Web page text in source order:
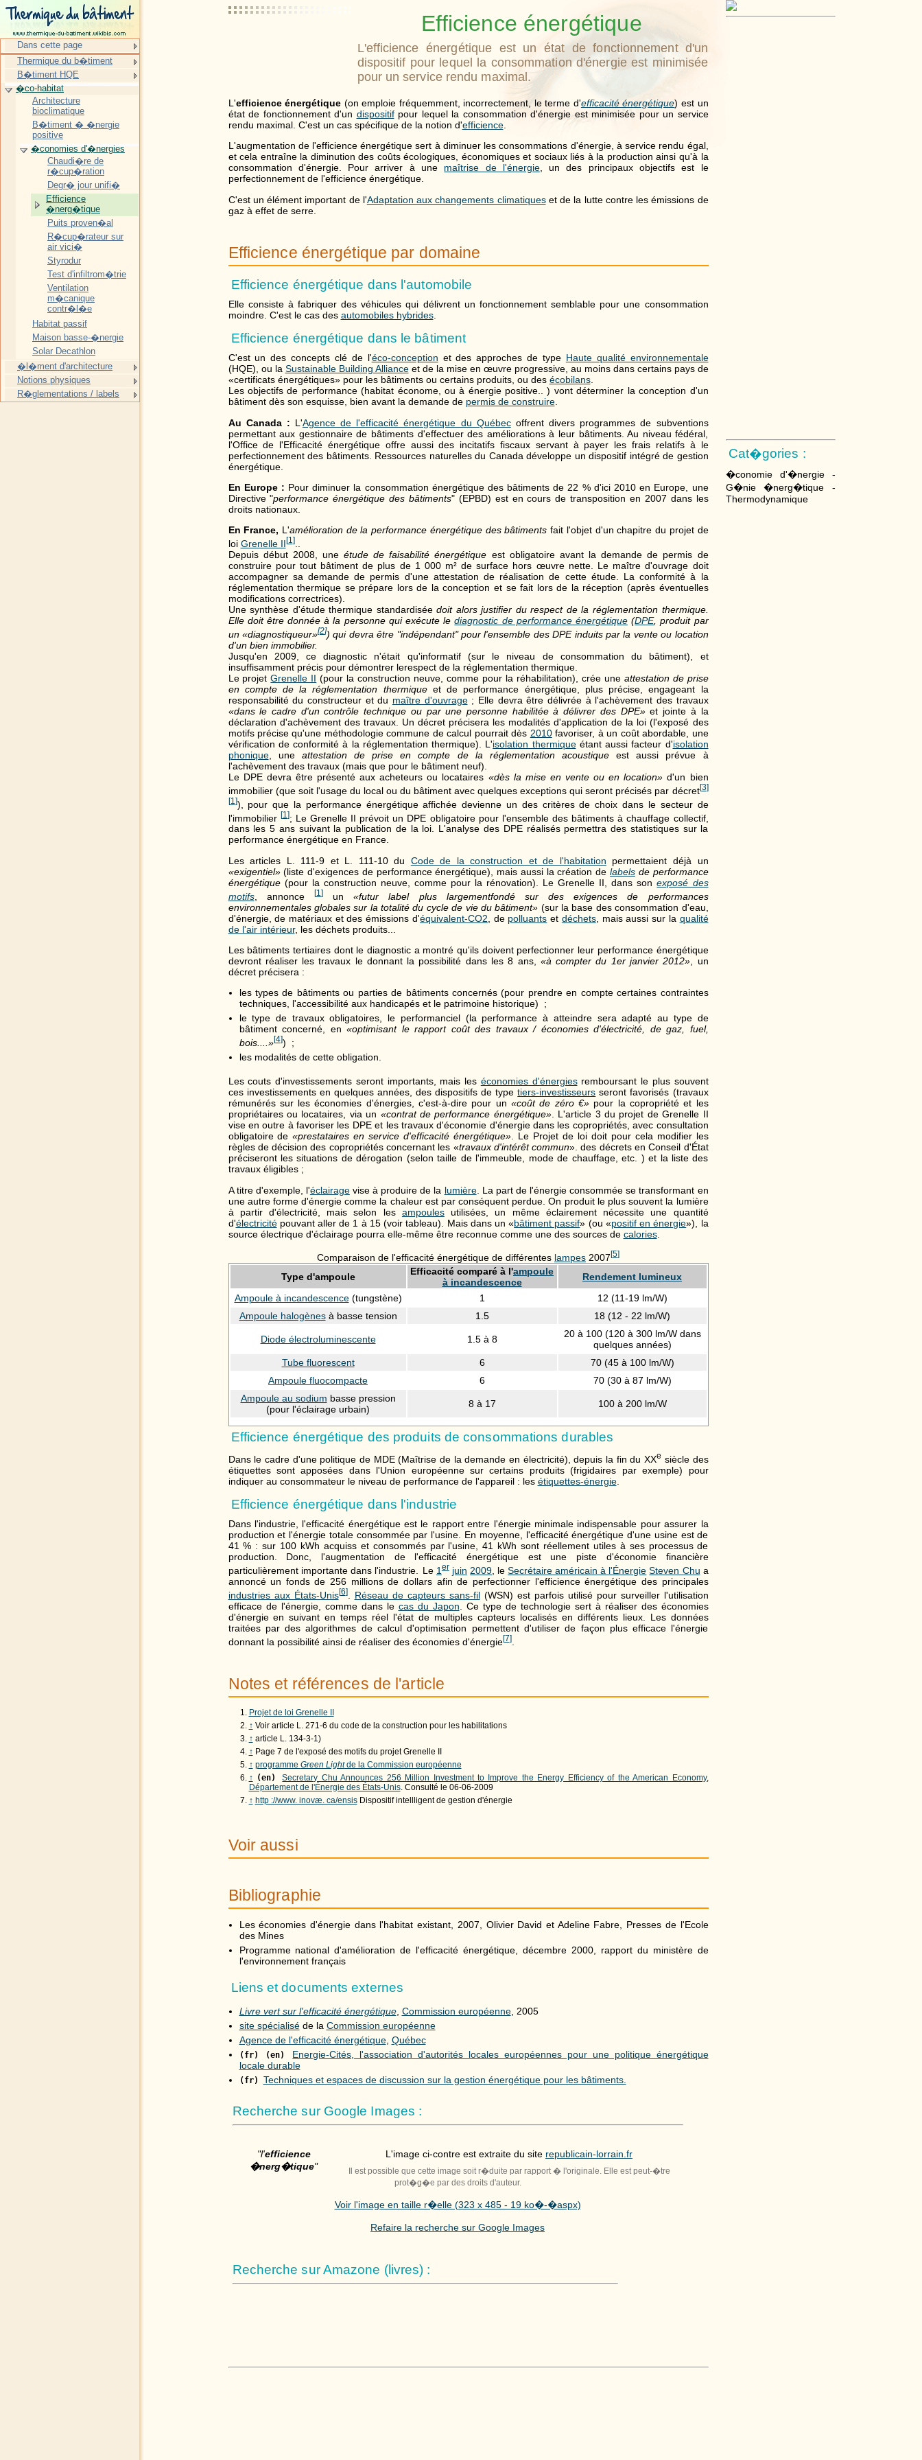
Efficience énergétique
L'efficience énergétique est un état de fonctionnement d'un
dispositif pour lequel la consommation d'énergie est minimisée
pour un service rendu maximal.
Cat�gories :
�conomie d'�nergie -
G�nie �nerg�tique -
Thermodynamique
L'efficience énergétique (on emploie fréquemment, incorrectement, le terme d'efficacité énergétique) est un
état de fonctionnement d'un dispositifpour lequel la consommation d'énergie est minimisée pour un service
rendu maximal. C'est un cas spécifique de la notion d'efficience.
L'augmentation de l'efficience énergétique sert à diminuer les consommations d'énergie, à service rendu égal,
et cela entraîne la diminution des coûts écologiques, économiques et sociaux liés à la production ainsi qu'à la
consommation d'énergie. Pour arriver à une maîtrise de l'énergie, un des principaux objectifs est le
perfectionnement de l'efficience énergétique.
C'est un élément important de l'Adaptation aux changements climatiqueset de la lutte contre les émissions de
gaz à effet de serre.
Efficience énergétique par domaine
Efficience énergétique dans l'automobile
Elle consiste à fabriquer des véhicules qui délivrent un fonctionnement semblable pour une consommation
moindre. C'est le cas des automobiles hybrides.
Efficience énergétique dans le bâtiment
C'est un des concepts clé de l'éco-conception et des approches de type Haute qualité environnementale
(HQE), ou la Sustainable Building Allianceet de la mise en œuvre progressive, au moins dans certains pays de
«certificats énergétiques» pour les bâtiments ou certains produits, ou des écobilans.
Les objectifs de performance (habitat économe, ou à énergie positive.. ) vont déterminer la conception d'un
bâtiment dès son esquisse, bien avant la demande de permis de construire.
Au Canada : L'Agence de l'efficacité énergétique du Québecoffrent divers programmes de subventions
permettant aux gestionnaire de bâtiments d'effectuer des améliorations à leur bâtiments. Au niveau fédéral,
l'Office de l'Efficacité énergétique offre aussi des incitatifs fiscaux servant à payer les frais relatifs à le
perfectionnement des bâtiments. Ressources naturelles du Canada développe un dispositif intégré de gestion
énergétique.
En Europe : Pour diminuer la consommation énergétique des bâtiments de 22 % d'ici 2010 en Europe, une
Directive "performance énergétique des bâtiments" (EPBD) est en cours de transposition en 2007 dans les
droits nationaux.
En France, L'amélioration de la performance énergétique des bâtiments fait l'objet d'un chapitre du projet de
loi Grenelle II[1]..
Depuis début 2008, uneétude de faisabilité énergétique est obligatoire avant la demande de permis de
construire pour tout bâtiment de plus de 1 000 m² de surface hors œuvre nette. Le maître d'ouvrage doit
accompagner sa demande de permis d'une attestation de réalisation de cette étude. La conformité à la
réglementation thermique se prépare lors de la conception et se fait lors de la réception (après éventuelles
modifications correctrices).
Une synthèse d'étude thermique standardiséedoit alors justifier du respect de la réglementation thermique.
Elle doit être donnée à la personne qui exécute lediagnostic de performance énergétique(DPE, produit par
un «diagnostiqueur»[2]) qui devra être "indépendant" pour l'ensemble des DPE induits par la vente ou location
d'un bien immobilier.
Jusqu'en 2009, ce diagnostic n'était qu'informatif (sur le niveau de consommation du bâtiment), et
insuffisamment précis pour démontrer lerespect de la réglementation thermique.
Le projetGrenelle II (pour la construction neuve, comme pour la réhabilitation), crée une attestation de prise
en compte de la réglementation thermiqueet de performance énergétique, plus précise, engageant la
responsabilité du constructeur et du maître d'ouvrage; Elle devra être délivrée à l'achèvement des travaux
«dans le cadre d'un contrôle technique ou par une personne habilitée à délivrer des DPE»et jointe à la
déclaration d'achèvement des travaux. Un décret précisera les modalités d'application de la loi (l'exposé des
motifs précise qu'une méthodologie commune de calcul pourrait dès 2010favoriser, à un coût abordable, une
vérification de conformité à la réglementation thermique). L'isolation thermiqueétant aussi facteur d'isolation
phonique, une attestation de prise en compte de la réglementation acoustiqueest aussi prévue à
l'achèvement des travaux (mais que pour le bâtiment neuf).
Le DPE devra être présenté aux acheteurs ou locataires «dès la mise en vente ou en location» d'un bien
immobilier (que soit l'usage du local ou du bâtiment avec quelques exceptions qui seront précisés par décret[3]
[1 ]), pour que la performance énergétique affichée devienne un des critères de choix dans le secteur de
l'immobilier [1 ]; Le Grenelle II prévoit un DPE obligatoire pour l'ensemble des bâtiments à chauffage collectif,
dans les 5 ans suivant la publication de la loi. L'analyse des DPE réalisés permettra des statistiques sur la
performance énergétique en France.
Les articles L. 111-9 et L. 111-10 du Code de la construction et de l'habitation permettaient déjà un
«exigentiel»(liste d'exigences de performance énergétique), mais aussi la création de labelsde performance
énergétique(pour la construction neuve, comme pour la rénovation). Le Grenelle II, dans sonexposé des
motifs, annonce [1 ]un«futur label plus largementfondé sur des exigences de performances
environnementales globales sur la totalité du cycle de vie du bâtiment» (sur la base des consommation d'eau,
d'énergie, de matériaux et des émissions d'équivalent-CO2 , de polluants et déchets, mais aussi sur la qualité
de l'air intérieur, les déchets produits...
Les bâtiments tertiaires dont le diagnostic a montré qu'ils doivent perfectionner leur performance énergétique
devront réaliser les travaux le donnant la possibilité dans les 8 ans, «à compter du 1er janvier 2012» , un
décret précisera :
les types de bâtiments ou parties de bâtiments concernés (pour prendre en compte certaines contraintes
techniques, l'accessibilité aux handicapés et le patrimoine historique) ;
le type de travaux obligatoires, le performanciel (la performance à atteindre sera adapté au type de
bâtiment concerné, en «optimisant le rapport coût des travaux / économies d'électricité, de gaz, fuel,
bois....»[4]) ;
les modalités de cette obligation.
Les couts d'investissements seront importants, mais les économies d'énergiesremboursant le plus souvent
ces investissements en quelques années, des dispositifs de typetiers-investisseurs seront favorisés (travaux
rémunérés sur les économies d'énergies, c'est-à-dire pour un «coût de zéro €»pour la copropriété et les
propriétaires ou locataires, via un «contrat de performance énergétique». L'article 3 du projet de Grenelle II
vise en outre à favoriser les DPE et les travaux d'économie d'énergie dans les copropriétés, avec consultation
obligatoire de«prestataires en service d'efficacité énergétique». Le Projet de loi doit pour cela modifier les
règles de décision des copropriétés concernant les «travaux d'intérêt commun». des décrets en Conseil d'État
préciseront les situations de dérogation (selon taille de l'immeuble, mode de chauffage, etc. ) et la liste des
travaux éligibles ;
A titre d'exemple, l'éclairagevise à produire de la lumière. La part de l'énergie consommée se transformant en
une autre forme d'énergie comme la chaleur est par conséquent perdue. On produit le plus souvent la lumière
à partir d'électricité, mais selon les ampoulesutilisées, un même éclairement nécessite une quantité
d'électricitépouvant aller de 1 à 15 (voir tableau). Mais dans un «bâtiment passif» (ou «positif en énergie»), la
source électrique d'éclairage pourra elle-même être reconnue comme une des sources de calories.
Comparaison de l'efficacité énergétique de différentes lampes 2007[5]
Type d'ampoule Efficacité comparé à l'ampoule
à incandescence
Rendement lumineux
Ampoule à incandescence(tungstène) 1
12 (11-19 lm/W)
Ampoule halogènesà basse tension 1.5 18 (12 - 22 lm/W)
Diode électroluminescente 1.5 à 8
20 à 100 (120 à 300 lm/W dans
quelques années)
Tube fluorescent
6
70 (45 à 100 lm/W)
Ampoule fluocompacte
6
70 (30 à 87 lm/W)
Ampoule au sodium basse pression
(pour l'éclairage urbain)
8 à 17 100 à 200 lm/W
Efficience énergétique des produits de consommations durables
Dans le cadre d'une politique de MDE (Maîtrise de la demande en électricité), depuis la fin duXXe siècle des
étiquettes sont apposées dans l'Union européenne sur certains produits (frigidaires par exemple) pour
indiquer au consommateur le niveau de performance de l'appareil : les étiquettes-énergie.
Efficience énergétique dans l'industrie
Dans l'industrie, l'efficacité énergétique est le rapport entre l'énergie minimale indispensable pour assurer la
production et l'énergie totale consommée par l'usine. En moyenne, l'efficacité énergétique d'une usine est de
41 % : sur 100 kWh acquiss et consommés par l'usine, 41 kWh sont réellement utiles à ses processus de
production. Donc, l'augmentation de l'efficacité énergétique est une piste d'économie financière
particulièrement importante dans l'industrie.
Le 1er juin 2009 , leSecrétaire américain à l'Énergie Steven Chu a
annoncé un fonds de 256 millions de dollars afin de perfectionner l'efficience énergétique des principales
industries aux États-Unis[6]. Réseau de capteurs sans-fil(WSN) est parfois utilisé pour surveiller l'utilisation
efficace de l'énergie, comme dans le cas du Japon . Ce type de technologie sert à réaliser des économies
d'énergie en suivant en temps réel l'état de multiples capteurs localisés en différents lieux. Les données
traitées par des algorithmes de calcul d'optimisation permettent d'utiliser de façon plus efficace l'énergie
donnant la possibilité ainsi de réaliser des économies d'énergie[7].
Notes et références de l'article
Projet de loi Grenelle II
↑ Voir article L. 271-6 du code de la construction pour les habilitations
↑ article L. 134-3-1)
↑ Page 7 de l'exposé des motifs du projet Grenelle II
↑ programme Green Lightde la Commission européenne
↑ (en)Secretary Chu Announces 256 Million Investment to Improve the Energy Efficiency of the American Economy,
Département de l'Énergie des États-Unis. Consulté le 06-06-2009
↑ http ://www. inovæ. ca/ensisDispositif intellligent de gestion d'énergie
Voir aussi
Bibliographie
Les économies d'énergie dans l'habitat existant, 2007, Olivier David et Adeline Fabre, Presses de l'Ecole
des Mines
Programme national d'amélioration de l'efficacité énergétique, décembre 2000, rapport du ministère de
l'environnement français
Liens et documents externes
Livre vert sur l'efficacité énergétique, Commission européenne, 2005
site spécialiséde la Commission européenne
Agence de l'efficacité énergétique, Québec
(fr) (en) Energie-Cités, l'association d'autorités locales européennes pour une politique énergétique
locale durable
(fr) Techniques et espaces de discussion sur la gestion énergétique pour les bâtiments.
Recherche sur Google Images :
"l'efficience
�nerg�tique"
L'image ci-contre est extraite du site republicain-lorrain.fr
Il est possible que cette image soit r�duite par rapport � l'originale. Elle est peut-�tre
prot�g�e par des droits d'auteur.
Voir l'image en taille r�elle (323 x 485 - 19 ko�-�aspx)
Refaire la recherche sur Google Images
Recherche sur Amazone (livres) :
Dans cette page
Thermique du b�timent
B�timent HQE
�co-habitat
Architecture
bioclimatique
B�timent � �nergie
positive
�conomies d'�nergies
Chaudi�re de
r�cup�ration
Degr� jour unifi�
Efficience
�nerg�tique
Puits proven�al
R�cup�rateur sur
air vici�
Styrodur
Test d'infiltrom�trie
Ventilation
m�canique
contr�l�e
Habitat passif
Maison basse-�nergie
Solar Decathlon
�l�ment d'architecture
Notions physiques
R�glementations / labels